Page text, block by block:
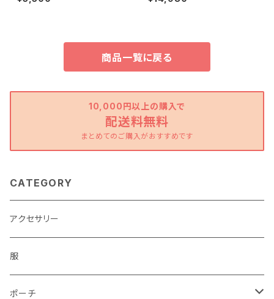
EY orginal
商品一覧に戻る
10,000円以上の購入で
配送料無料
まとめてのご購入がおすすめです
CATEGORY
アクセサリー
服
ポーチ